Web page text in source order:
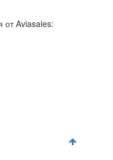
самолетов онлайн
от Aviasales: